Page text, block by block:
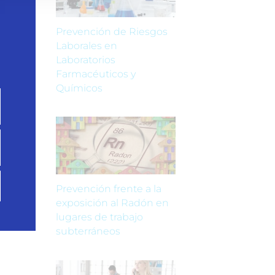
Prevención de Riesgos
Laborales en
Laboratorios
Farmacéuticos y
Químicos
Prevención frente a la
exposición al Radón en
lugares de trabajo
subterráneos